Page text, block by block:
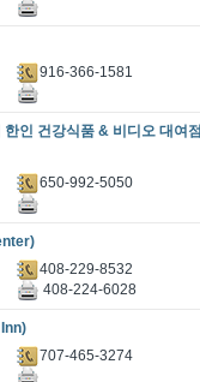
916-366-1581
인 건강식품 & 비디오 대여
650-992-5050
408-229-8532
408-224-6028
707-465-3274